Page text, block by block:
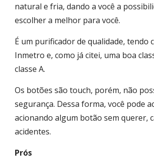
natural e fria, dando a você a
escolher a melhor para você.
É um purificador de qualidade, tendo
Inmetro e, como já citei, uma boa
classe A.
Os botões são touch, porém, não
segurança. Dessa forma, você pode
acionando algum botão sem querer,
acidentes.
Prós